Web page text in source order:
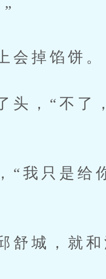
掉馅饼。
，“不了
我只是给
城，就和